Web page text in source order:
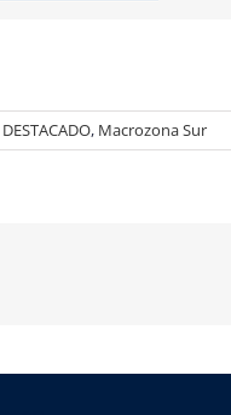
DESTACADO, Macrozona Sur